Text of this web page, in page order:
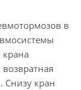
в
крана
Снизу кран